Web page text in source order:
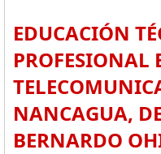
EDUCACIÓN
PROFESIONAL
NANCAGUA,
BERNARDO